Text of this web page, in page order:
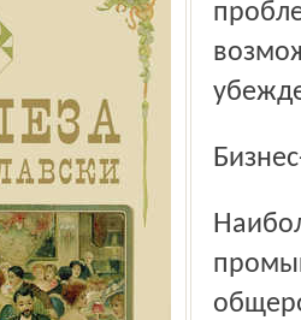
Наибольшая доля оборота в инвестиционно-